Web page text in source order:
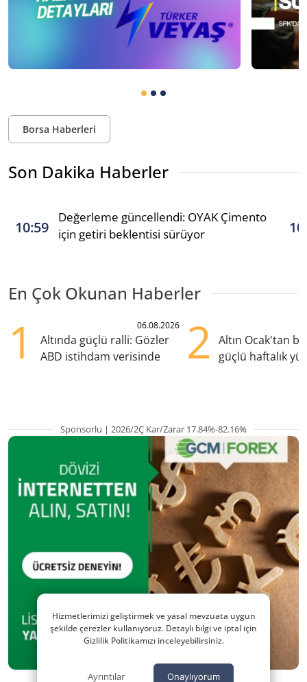
Borsa Haberleri
Son Dakika Haberler
10:59
Değerleme güncellendi: OYAK Çimento
için getiri beklentisi sürüyor
En Çok Okunan Haberler
1 06.08.2026
Altında güçlü ralli: Gözler
ABD istihdam verisinde
2
Altın Ocak'tan
güçlü haftalık
Sponsorlu | 2026/2Ç Kar/Zarar 17.84%-82.16%
Hizmetlerimizi geliştirmek ve yasal mevzuata uygun
şekilde çerezler kullanıyoruz. Detaylı bilgi ve iptal için
Gizlilik Politikamızı inceleyebilirsiniz.
Ayrıntılar Onaylıyorum